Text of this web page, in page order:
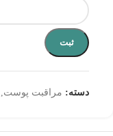
ثبت
دسته: مراقبت پوست,